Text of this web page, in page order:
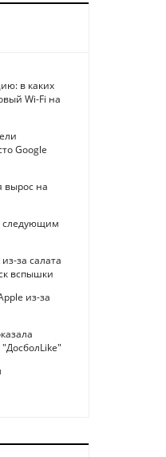
в каких
Wi-Fi на
Google
вырос на
следующим
за салата
вспышки
из-за